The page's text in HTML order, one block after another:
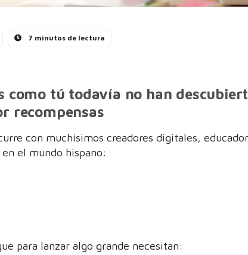
7 minutos de lectura
como tú todavía no han
recompensas
con muchísimos creadores digitales,
el mundo hispano:
para lanzar algo grande necesitan: